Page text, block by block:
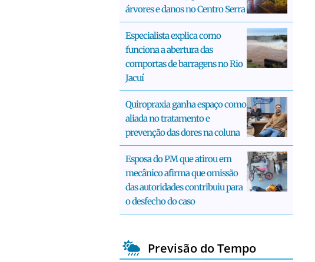
árvores e danos no Centro Serra
Especialista explica como
funciona a abertura das
comportas de barragens no Rio
Jacuí
Quiropraxia ganha espaço como
aliada no tratamento e
prevenção das dores na coluna
Esposa do PM que atirou em
mecânico afirma que omissão
das autoridades contribuiu para
o desfecho do caso
Previsão do Tempo